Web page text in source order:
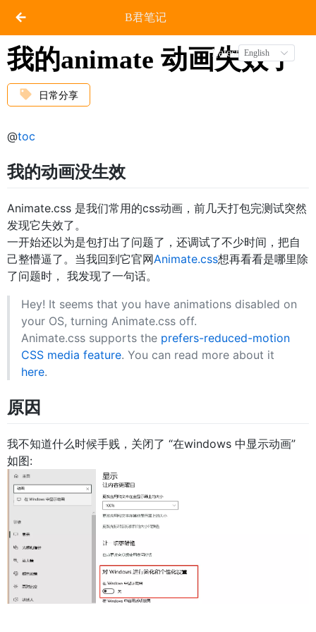
B君笔记
Latest English
我的animate 动画失效了
日常分享
@toc
我的动画没生效
Animate.css 是我们常用的css动画，前几天打包完测试突然
发现它失效了。
一开始还以为是包打出了问题了，还调试了不少时间，把自
己整懵逼了。当我回到它官网Animate.css想再看看是哪里除
了问题时， 我发现了一句话。
Hey! It seems that you have animations disabled on
your OS, turning Animate.css off.
Animate.css supports the prefers-reduced-motion
CSS media feature. You can read more about it
here.
原因
我不知道什么时候手贱，关闭了 “在windows 中显示动画”
如图: